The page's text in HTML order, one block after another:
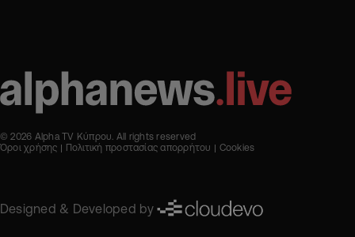
© 2026 Alpha TV Κύπρου. All rights reserved
Όροι χρήσης
Πολιτική προστασίας απορρήτου Cookies
Designed & Developed by